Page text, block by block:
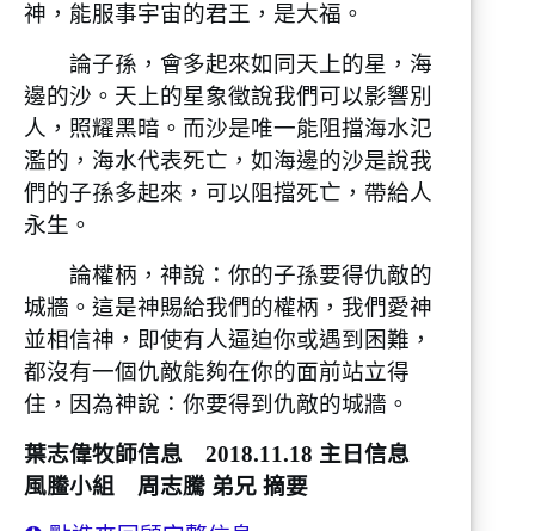
神，能服事宇宙的君王，是大福。
論子孫，會多起來如同天上的星，海
邊的沙。天上的星象徵說我們可以影響別
人，照耀黑暗。而沙是唯一能阻擋海水氾
濫的，海水代表死亡，如海邊的沙是說我
們的子孫多起來，可以阻擋死亡，帶給人
永生。
論權柄，神說：你的子孫要得仇敵的
城牆。這是神賜給我們的權柄，我們愛神
並相信神，即使有人逼迫你或遇到困難，
都沒有一個仇敵能夠在你的面前站立得
住，因為神說：你要得到仇敵的城牆。
葉志偉牧師信息 2018.11.18 主日信息
風䲢小組 周志騰 弟兄 摘要